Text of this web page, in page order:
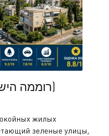
Старая Ромема (רוממה הישנה)
жилых
зеленые улицы,